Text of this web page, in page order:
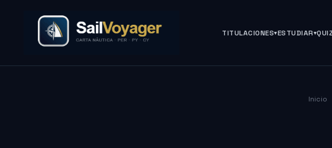
TITULACIONES ESTUDIAR
Inicio